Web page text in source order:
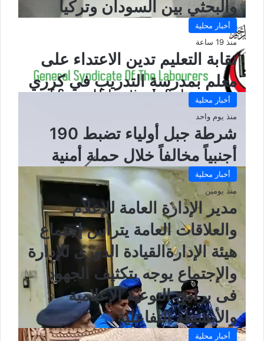
والبحثي بين السودان وتركيا
أخبار محلية
منذ 19 ساعة
نقابة التعليم تدين الاعتداء على
معلم بمدرسة التدريب في كرري
أخبار محلية
منذ يوم واحد
شرطة جبل أولياء تضبط 190
أجنبياً مخالفاً خلال حملة أمنية
أخبار محلية
منذ يومين
مدير الإدارة العامة للإعلام
والعلاقات العامة يترأس إجتماع
هيئة الإدارةالقيادة الدورى للإدارة
والإجتماع يوجه بتكثيف الجهود
فى برامج التوعية الإعلامية
والأنشطة التفاعلية
أخبار محلية